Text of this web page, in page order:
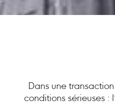
Dans une
conditions sérieuses :